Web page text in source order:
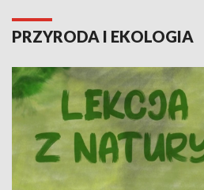
PRZYRODA I EKOLOGIA